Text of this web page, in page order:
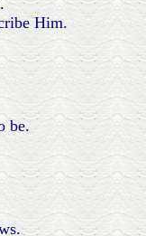
Him.
be.